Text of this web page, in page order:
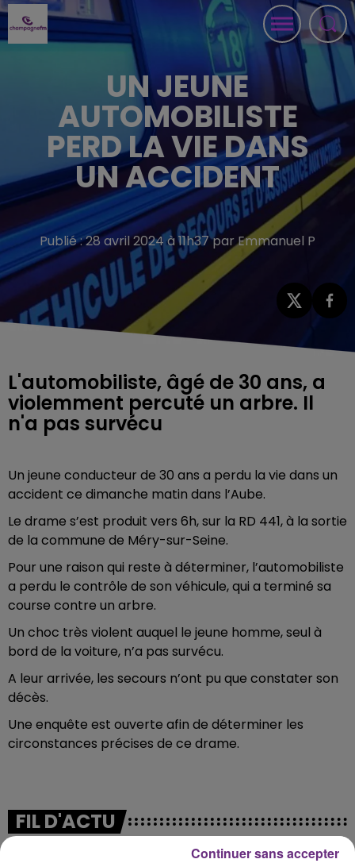
UN JEUNE
AUTOMOBILISTE
PERD LA VIE DANS
UN ACCIDENT
Publié : 28 avril 2024 à 11h37 par Emmanuel P
L'automobiliste, âgé de 30 ans, a
violemment percuté un arbre. Il
n'a pas survécu
Un jeune conducteur de 30 ans a perdu la vie dans un
accident ce dimanche matin dans l’Aube.
Le drame s’est produit vers 6h, sur la RD 441, à la sortie
de la commune de Méry-sur-Seine.
Pour une raison qui reste à déterminer, l’automobiliste
a perdu le contrôle de son véhicule, qui a terminé sa
course contre un arbre.
Un choc très violent auquel le jeune homme, seul à
bord de la voiture, n’a pas survécu.
A leur arrivée, les secours n’ont pu que constater son
décès.
Une enquête est ouverte afin de déterminer les
circonstances précises de ce drame.
FIL D'ACTU
Continuer sans accepter